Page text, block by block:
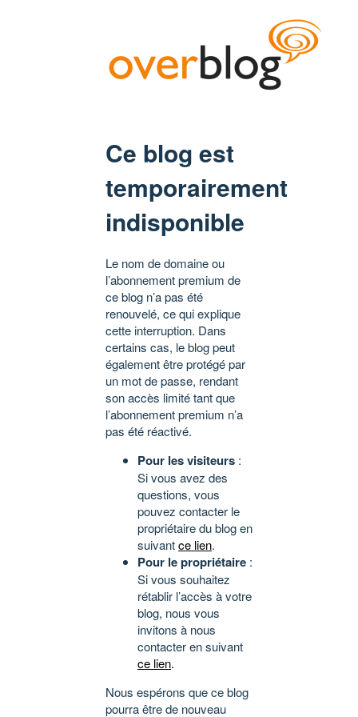
Ce blog est
temporairement
indisponible
Le nom de domaine ou
l’abonnement premium de
ce blog n’a pas été
renouvelé, ce qui explique
cette interruption. Dans
certains cas, le blog peut
également être protégé par
un mot de passe, rendant
son accès limité tant que
l’abonnement premium n’a
pas été réactivé.
Pour les visiteurs :
Si vous avez des
questions, vous
pouvez contacter le
propriétaire du blog en
suivantce lien.
Pour le propriétaire :
Si vous souhaitez
rétablir l’accès à votre
blog, nous vous
invitons à nous
contacter en suivant
ce lien.
Nous espérons que ce blog
pourra être de nouveau